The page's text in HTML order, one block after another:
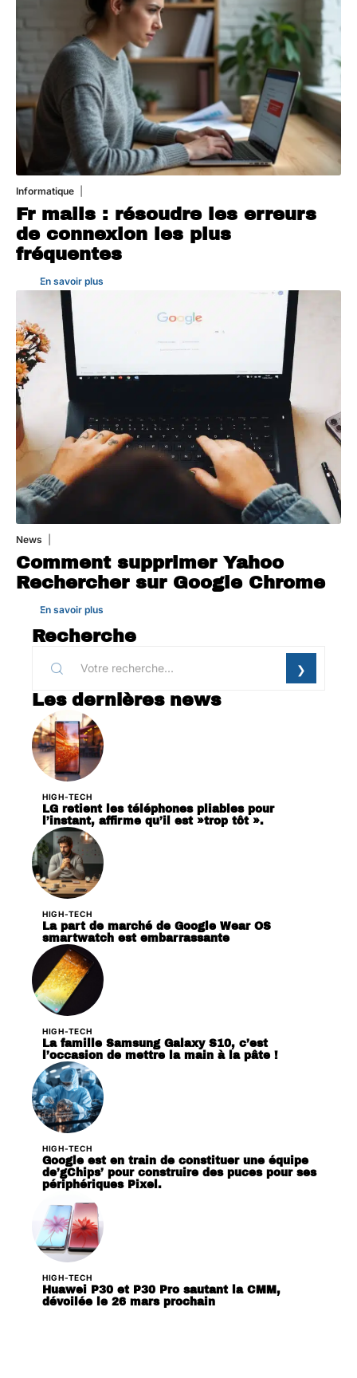
Informatique
Fr mails : résoudre les erreurs
de connexion les plus
fréquentes
En savoir plus
News
Comment supprimer Yahoo
Rechercher sur Google Chrome
En savoir plus
Recherche
Les dernières news
HIGH-TECH
LG retient les téléphones pliables pour
l’instant, affirme qu’il est »trop tôt ».
HIGH-TECH
La part de marché de Google Wear OS
smartwatch est embarrassante
HIGH-TECH
La famille Samsung Galaxy S10, c’est
l’occasion de mettre la main à la pâte !
HIGH-TECH
Google est en train de constituer une équipe
de’gChips’ pour construire des puces pour ses
périphériques Pixel.
HIGH-TECH
Huawei P30 et P30 Pro sautant la CMM,
dévoilée le 26 mars prochain